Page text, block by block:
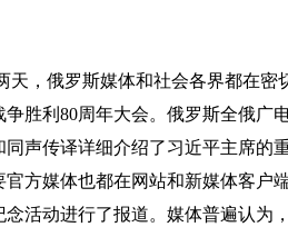
天，俄罗斯媒体和社会各界都在密
胜利80周年大会。俄罗斯全俄广
声传译详细介绍了习近平主席的
官方媒体也都在网站和新媒体客户
活动进行了报道。媒体普遍认为